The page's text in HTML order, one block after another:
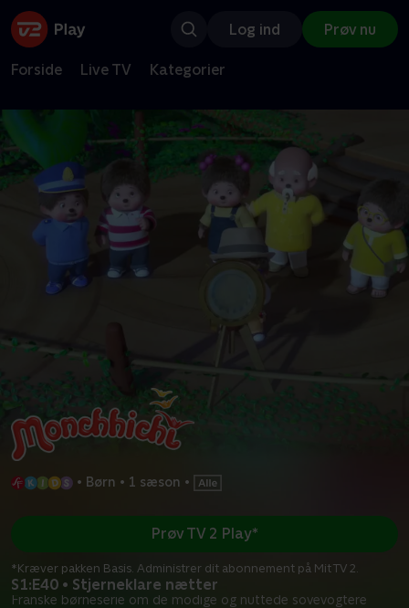
Log ind Prøv nu
Forside Live TV Kategorier
• Børn • 1 sæson •
S1:E40 • Stjerneklare nætter
Franske børneserie om de modige og nuttede sovevogtere
Prøv TV 2 Play*
*Kræver pakken Basis. Administrer dit abonnement på Mit TV 2.